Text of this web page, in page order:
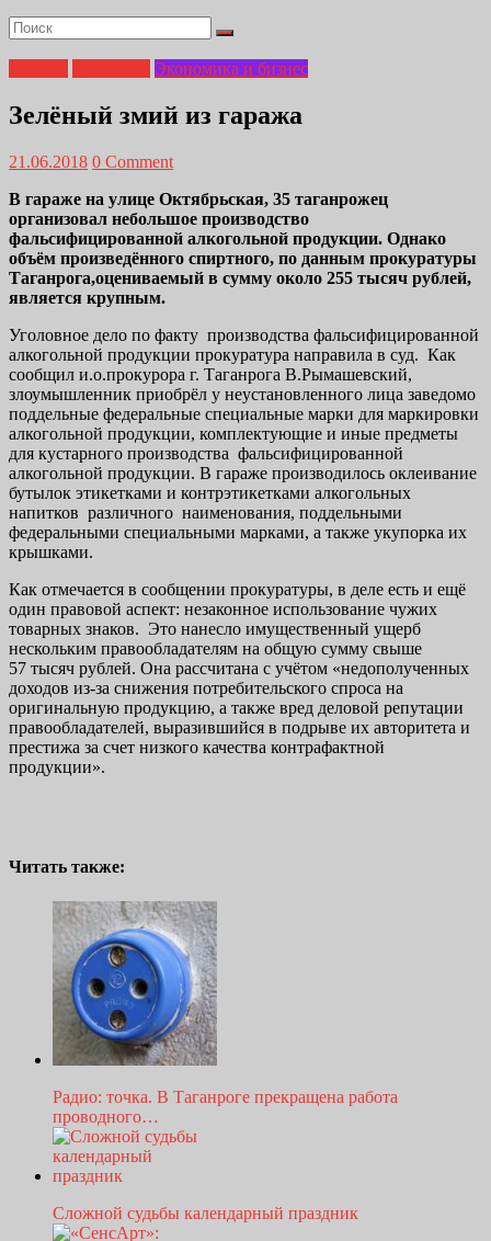
Экономика и бизнес
Зелёный змий из гаража
21.06.2018 0 Comment
В гараже на улице Октябрьская, 35 таганрожец
организовал небольшое производство
фальсифицированной алкогольной продукции. Однако
объём произведённого спиртного, по данным прокуратуры
Таганрога,оцениваемый в сумму около 255 тысяч рублей,
является крупным.
Уголовное дело по факту производства фальсифицированной
алкогольной продукции прокуратура направила в суд. Как
сообщил и.о.прокурора г. Таганрога В.Рымашевский,
злоумышленник приобрёл у неустановленного лица заведомо
поддельные федеральные специальные марки для маркировки
алкогольной продукции, комплектующие и иные предметы
для кустарного производства фальсифицированной
алкогольной продукции. В гараже производилось оклеивание
бутылок этикетками и контрэтикетками алкогольных
напитков различного наименования, поддельными
федеральными специальными марками, а также укупорка их
крышками.
Как отмечается в сообщении прокуратуры, в деле есть и ещё
один правовой аспект: незаконное использование чужих
товарных знаков. Это нанесло имущественный ущерб
нескольким правообладателям на общую сумму свыше
57 тысяч рублей. Она рассчитана с учётом «недополученных
доходов из-за снижения потребительского спроса на
оригинальную продукцию, а также вред деловой репутации
правообладателей, выразившийся в подрыве их авторитета и
престижа за счет низкого качества контрафактной
продукции».
Читать также:
Радио: точка. В Таганроге прекращена работа
проводного…
Сложной судьбы календарный праздник